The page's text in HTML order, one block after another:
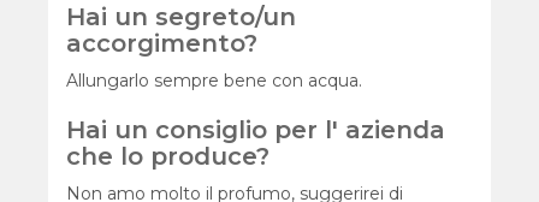
Hai un segreto/un
accorgimento?
Allungarlo sempre bene con acqua.
Hai un consiglio per l' azienda
che lo produce?
Non amo molto il profumo, suggerirei di